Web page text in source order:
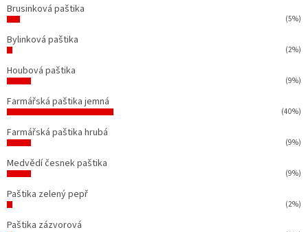
Brusinková paštika
(5%)
Bylinková paštika
(2%)
Houbová paštika
(9%)
Farmářská paštika jemná
(40%)
Farmářská paštika hrubá
(9%)
Medvědí česnek paštika
(9%)
Paštika zelený pepř
(2%)
Paštika zázvorová